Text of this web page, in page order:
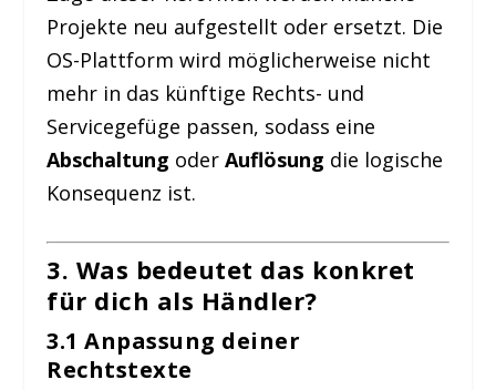
Projekte neu aufgestellt oder ersetzt. Die
OS-Plattform wird möglicherweise nicht
mehr in das künftige Rechts- und
Servicegefüge passen, sodass eine
Abschaltung oderAuflösung die logische
Konsequenz ist.
3. Was bedeutet das konkret
für dich als Händler?
3.1 Anpassung deiner
Rechtstexte